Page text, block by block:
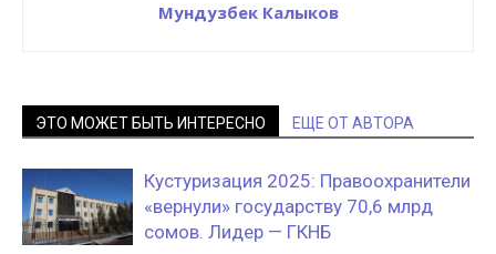
Мундузбек Калыков
ЭТО МОЖЕТ БЫТЬ ИНТЕРЕСНО ЕЩЕ ОТ АВТОРА
Кустуризация 2025: Правоохранители
«вернули» государству 70,6 млрд
сомов. Лидер — ГКНБ